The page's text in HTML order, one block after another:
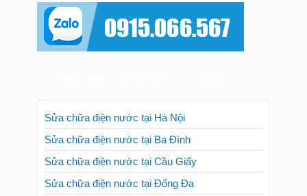
Sửa chữa điện nước tại Hà Nội
Sửa chữa điện nước tại Ba Đình
Sửa chữa điện nước tại Cầu Giấy
Sửa chữa điện nước tại Đống Đa